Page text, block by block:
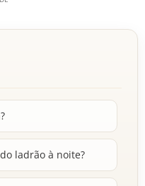
ladrão à noite?